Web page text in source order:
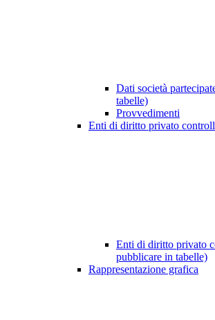
Dati società
tabelle)
Provvedimenti
Enti di diritto privato
Enti di diritto privato
pubblicare in tabelle)
Rappresentazione grafica